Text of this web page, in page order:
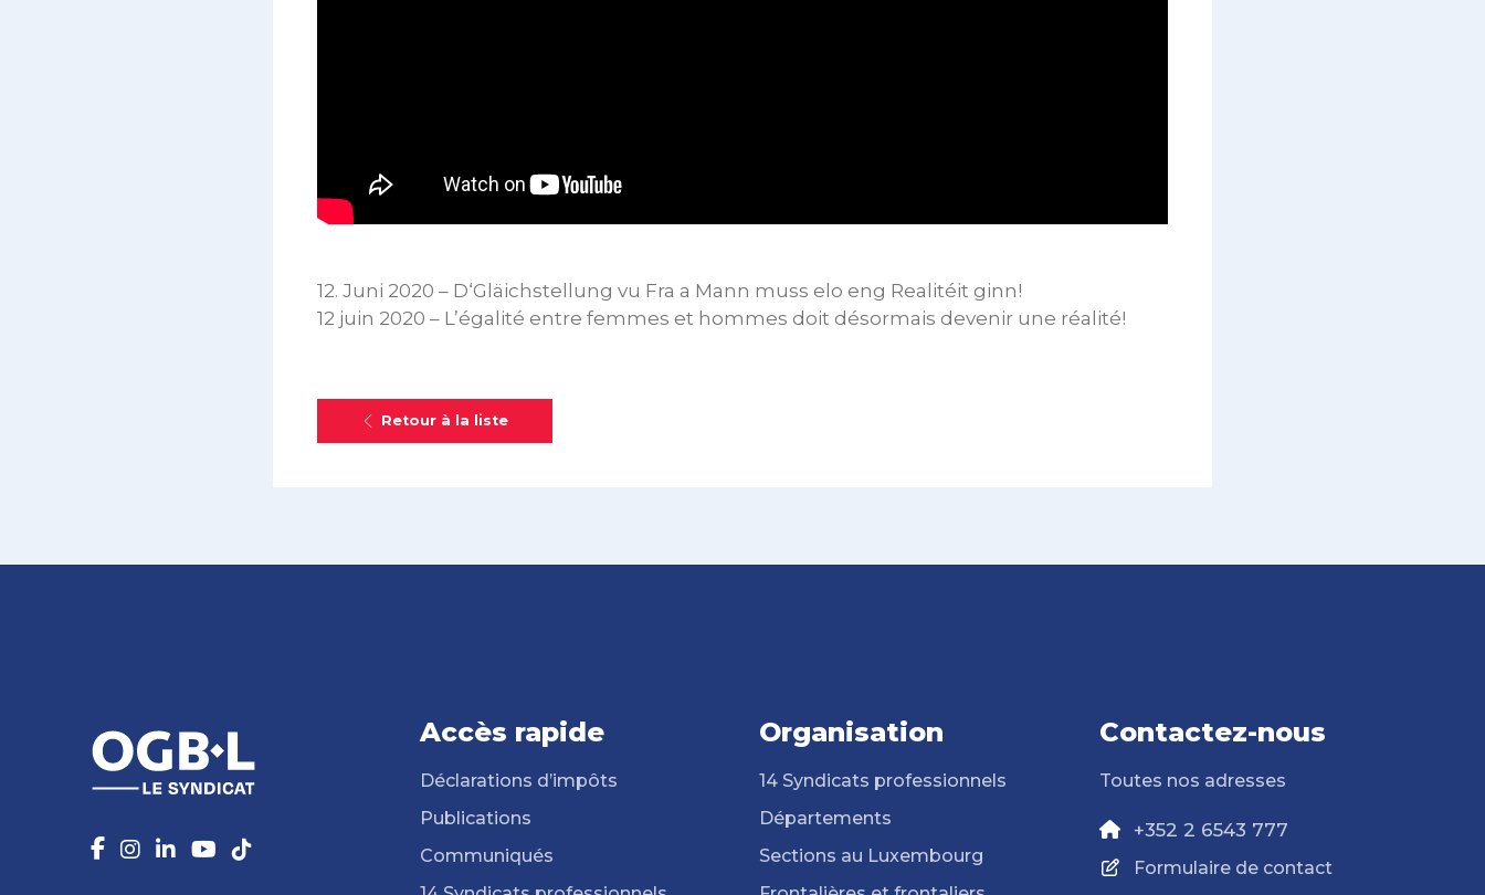
12. Juni 2020 – D‘Gläichstellung vu Fra a Mann muss elo eng Realitéit ginn!
12 juin 2020 – L’égalité entre femmes et hommes doit désormais devenir une réalité!
Retour à la liste
Accès rapide
Déclarations d’impôts
Publications
Communiqués
Organisation
14 Syndicats professionnels
Départements
Sections au Luxembourg
Contactez-nous
Toutes nos adresses
+352 2 6543 777
Formulaire de contact